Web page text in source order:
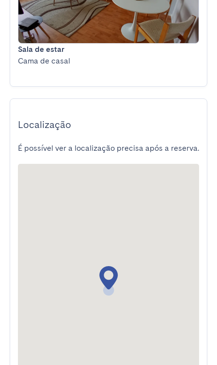
Sala de estar
Cama de casal
Localização
É possível ver a localização precisa após a reserva.